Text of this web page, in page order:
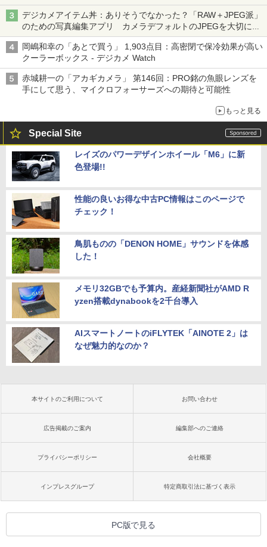
デジカメアイテム丼：ありそうでなかった？「RAW＋JPEG派」
のための写真編集アプリ カメラデフォルトのJPEGを大切にす
る「Filmator」
岡嶋和幸の「あとで買う」 1,903点目：高密閉で保冷効果が高い
クーラーボックス - デジカメ Watch
赤城耕一の「アカギカメラ」 第146回：PRO銘の魚眼レンズを
手にして思う、マイクロフォーサーズへの期待と可能性
もっと見る
Special Site
レイズのパワーデザインホイール「M6」に新
色登場!!
性能の良いお得な中古PC情報はこのページで
チェック！
鳥肌ものの「DENON HOME」サウンドを体感
した！
メモリ32GBでも予算内。産経新聞社がAMD R
yzen搭載dynabookを2千台導入
AIスマートノートのiFLYTEK「AINOTE 2」は
なぜ魅力的なのか？
本サイトのご利用について お問い合わせ
広告掲載のご案内 編集部へのご連絡
プライバシーポリシー 会社概要
インプレスグループ 特定商取引法に基づく表示
PC版で見る